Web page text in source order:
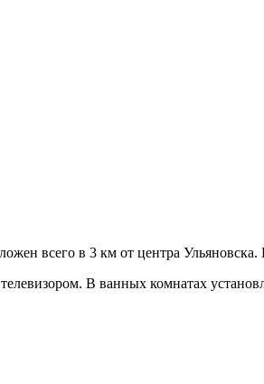
всего в 3 км от центра
В ванных комнатах